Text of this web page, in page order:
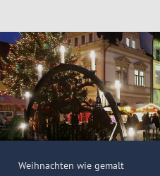
Weihnachten wie gemalt